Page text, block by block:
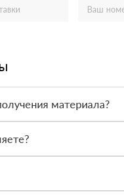
материала?